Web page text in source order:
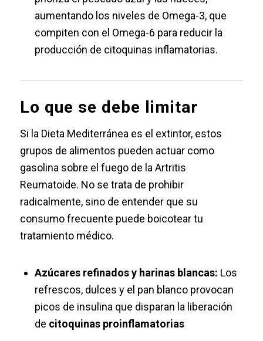
aumentando los niveles de Omega-3, que
compiten con el Omega-6 para reducir la
producción de citoquinas inflamatorias.
Lo que se debe limitar
Si la Dieta Mediterránea es el extintor, estos
grupos de alimentos pueden actuar como
gasolina sobre el fuego de la Artritis
Reumatoide. No se trata de prohibir
radicalmente, sino de entender que su
consumo frecuente puede boicotear tu
tratamiento médico.
Azúcares refinados y harinas blancas: Los
refrescos, dulces y el pan blanco provocan
picos de insulina que disparan la liberación
de citoquinas proinflamatorias